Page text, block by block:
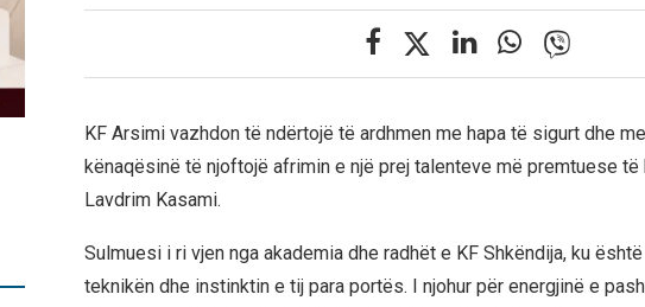
KF Arsimi vazhdon të ndërtojë të ardhmen me hapa të sigurt dhe
kënaqësinë të njoftojë afrimin e një prej talenteve më premtuese
Lavdrim Kasami.
Sulmuesi i ri vjen nga akademia dhe radhët e KF Shkëndija, ku
teknikën dhe instinktin e tij para portës. I njohur për energjinë e